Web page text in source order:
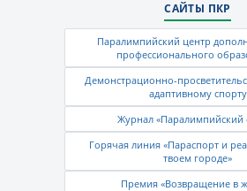
САЙТЫ ПКР
Паралимпийский центр
профессионального
Демонстрационно-
адаптивному спорту
Журнал «Паралимпийский
Горячая линия «Параспорт и
твоем городе»
Премия «Возвращение в